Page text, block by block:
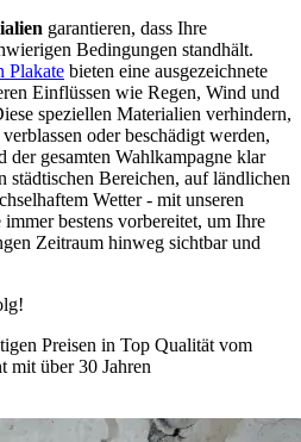
garantieren, dass Ihre
Bedingungen standhält.
Plakate bieten eine ausgezeichnete
Einflüssen wie Regen, Wind und
speziellen Materialien verhindern,
oder beschädigt werden,
der gesamten Wahlkampagne klar
städtischen Bereichen, auf ländlichen
Wetter - mit unseren
bestens vorbereitet, um Ihre
Zeitraum hinweg sichtbar und
Preisen in Top Qualität vom
mit über 30 Jahren